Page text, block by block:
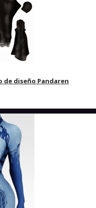
de diseño Pandaren